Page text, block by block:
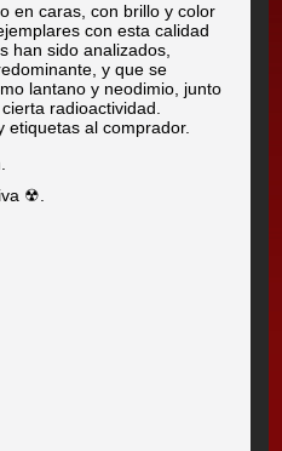
en caras, con brillo y color
con esta calidad
han sido analizados,
y que se
lantano y neodimio, junto
radioactividad.
etiquetas al comprador.
☢.